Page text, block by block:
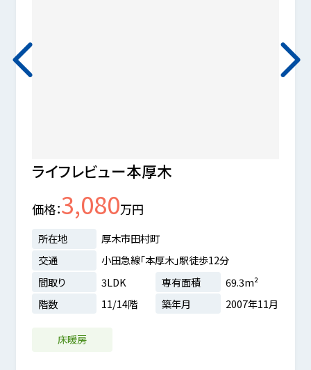
ライフレビュー本厚木
価格 3,080万円
所在地
厚木市田村町
交通
小田急線「本厚木」駅徒歩12分
間取り
3LDK 専有面積
69.3m²
階数
11/14階 築年月 2007年11月
床暖房